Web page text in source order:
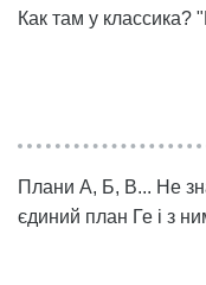
Как там у классика?
Плани А, Б, В... Не
єдиний план Ге і з